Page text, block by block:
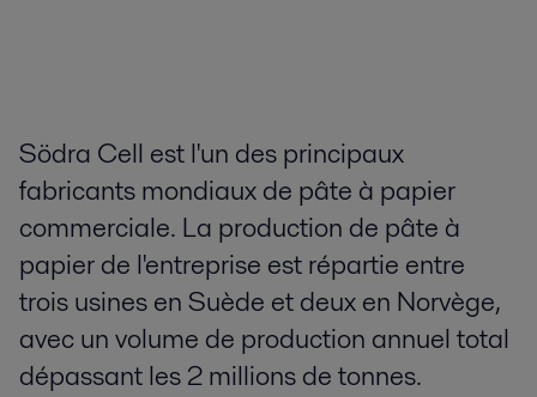
Södra Cell est l'un des principaux
fabricants mondiaux de pâte à papier
commerciale. La production de pâte à
papier de l'entreprise est répartie entre
trois usines en Suède et deux en Norvège,
avec un volume de production annuel total
dépassant les 2 millions de tonnes.